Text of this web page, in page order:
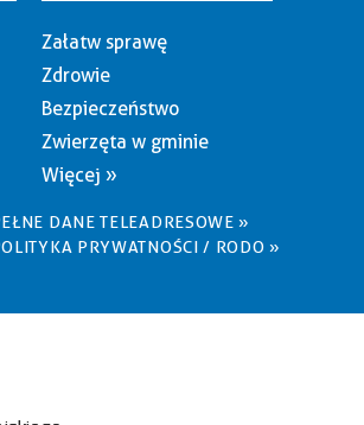
Załatw sprawę
Zdrowie
Bezpieczeństwo
Zwierzęta w gminie
Więcej »
DANE TELEADRESOWE »
PRYWATNOŚCI / RODO »